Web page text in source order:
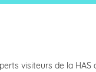
visiteurs de la HAS